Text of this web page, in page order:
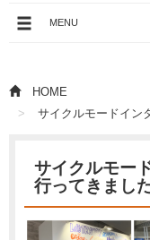
メ
を
MENU
HOME
サイクルモードイン
サイクルモー
行ってきまし